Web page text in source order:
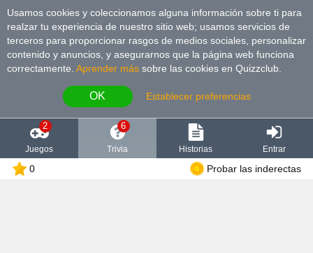
Usamos cookies y coleccionamos alguna información sobre ti para
realzar tu experiencia de nuestro sitio web; usamos servicios de
terceros para proporcionar rasgos de medios sociales, personalizar
contenido y anuncios, y asegurarnos que la página web funciona
correctamente. Aprender más sobre las cookies en Quizzclub.
OK Establecer preferencias
2
Juegos
6
Trivia Historias Entrar
0 Probar las inderectas